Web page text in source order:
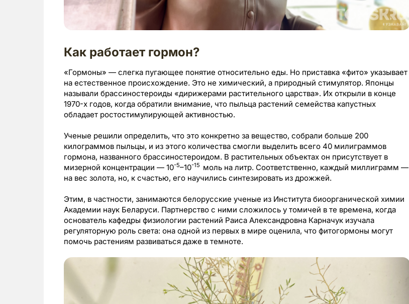
Как работает гормон?
«Гормоны» — слегка пугающее понятие относительно еды. Но приставка «фито» указывает
на естественное происхождение. Это не химический, а природный стимулятор. Японцы
называли брассиностероиды «дирижерами растительного царства». Их открыли в конце
1970-х годов, когда обратили внимание, что пыльца растений семейства капустных
обладает ростостимулирующей активностью.
Ученые решили определить, что это конкретно за вещество, собрали больше 200
килограммов пыльцы, и из этого количества смогли выделить всего 40 милиграммов
гормона, названного брассиностероидом. В растительных объектах он присутствует в
мизерной концентрации — 10-5–10-15 моль на литр. Соответственно, каждый миллиграмм —
на вес золота, но, к счастью, его научились синтезировать из дрожжей.
Этим, в частности, занимаются белорусские ученые из Института биоорганической химии
Академии наук Беларуси. Партнерство с ними сложилось у томичей в те времена, когда
основатель кафедры физиологии растений Раиса Александровна Карначук изучала
регуляторную роль света: она одной из первых в мире оценила, что фитогормоны могут
помочь растениям развиваться даже в темноте.